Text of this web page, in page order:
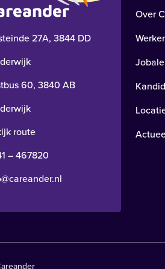
27A, 3844 DD
60, 3840 AB
route
– 467820
Over